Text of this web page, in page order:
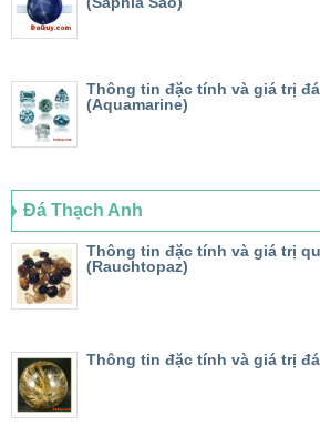
Thông tin đặc tính và giá trị
(Aquamarine)
Đá Thạch Anh
Thông tin đặc tính và giá trị
(Rauchtopaz)
Thông tin đặc tính và giá trị